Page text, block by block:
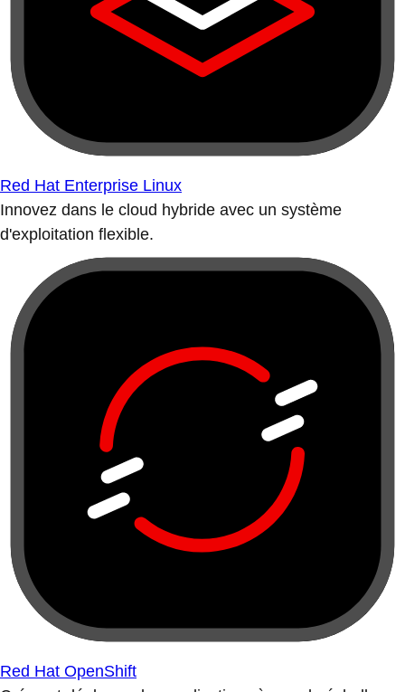
Red Hat Enterprise Linux
Innovez dans le cloud hybride avec un système
d'exploitation flexible.
Red Hat OpenShift